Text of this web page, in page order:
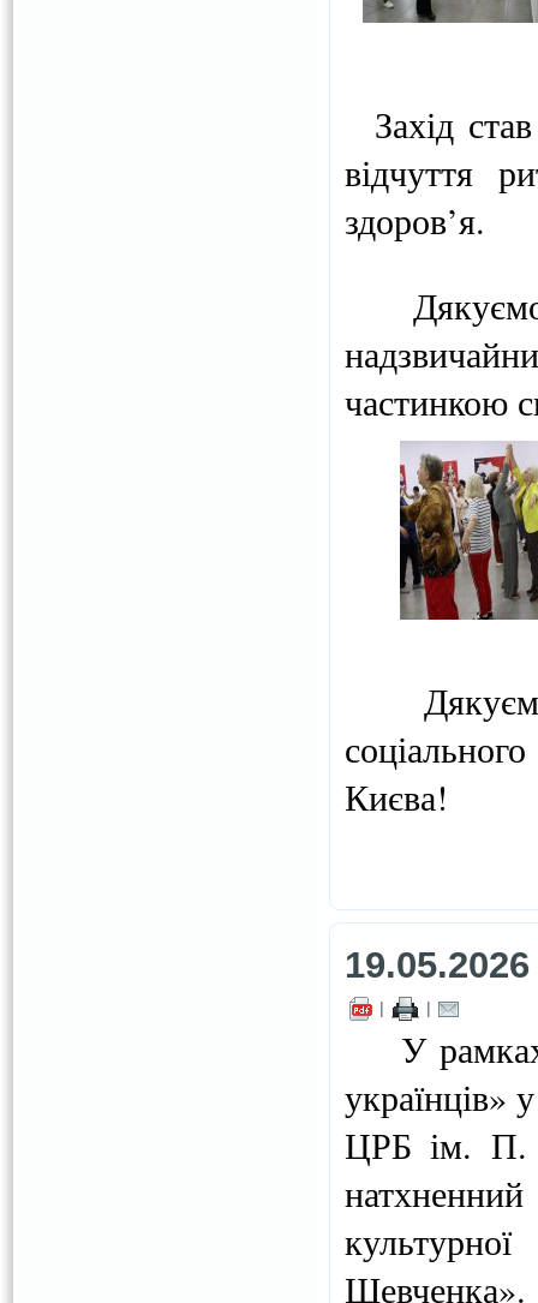
Захід
відчуття
здоров’я.
Дякуємо
частинкою
Дякуємо
Києва!
19.05.2026
| |
У рамках
українців» у
ЦРБ ім. П.
Шевченка».